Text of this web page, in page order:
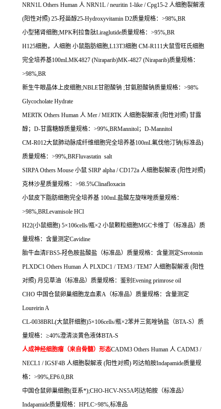
NRN1L Others Human 人 NRN1L / neuritin 1-like / Cpg15-2 人细胞裂解液
(阳性对照) 25-羟甾醇25-Hydroxyvitamin D2质量规格： >98%,BR
小型猪肾细胞;MPK利拉鲁肽Liraglutide质量规格： >95%,BR
H125细胞，人细胞 小鼠脂肪细胞,L13T3细胞 CM-R111大鼠雪旺氏细胞
完全培养基100mLMK4827 (Niraparib)MK-4827 (Niraparib)质量规格：
>98%,BR
新生牛眼晶体上皮细胞;NBLE甘胆酸钠 ;甘氨胆酸钠质量规格： >98%
Glycocholate Hydrate
MERTK Others Human 人 Mer / MERTK 人细胞裂解液 (阳性对照) 甘露
醇； D-甘露糖醇质量规格： >99%,BRMannitol； D-Mannitol
CM-R012大鼠肺动脉成纤维细胞完全培养基100mL氟伐他汀钠(标准品)
质量规格： >99%,BRFluvastatin salt
SIRPA Others Mouse 小鼠 SIRP alpha / CD172a 人细胞裂解液 (阳性对照)
克林沙星质量规格： >98.5%Clinafloxacin
小鼠皮下脂肪细胞完全培养基 100mL盐酸左旋咪唑质量规格：
>98%,BRLevamisole HCl
H22(小鼠细胞) 5×106cells/瓶×2 小鼠颗粒细胞MGC卡维丁（标准品）质
量规格：含量测定Cavidine
胎牛血清FBS5-羟色胺盐酸盐（标准品）质量规格：含量测定Serotonin
PLXDC1 Others Human 人 PLXDC1 / TEM3 / TEM7 人细胞裂解液 (阳性
对照) 月见草油（标准品）质量规格：鉴别 Evening primrose oil
CHO 中国仓鼠卵巢细胞龙血素A （标准品）质量规格：含量测定
Loureirin A
CL-0038BRL(大鼠肝细胞)5×106cells/瓶×2苯并三氮唑钠盐（BTA-S）质
量规格：≥40%澄清淡黄色液体BTA-S
人成神经细胞瘤（来自骨髓）形态CADM3 Others Human 人 CADM3 /
NECL1 / IGSF4B 人细胞裂解液 (阳性对照) 吲达帕胺Indapamide质量规
格： >99%,EP6.0,BR
中国仓鼠卵巢细胞(亚系*);CHO-HCV-NS5A吲达帕胺（标准品）
Indapamide质量规格： HPLC>98%,标准品